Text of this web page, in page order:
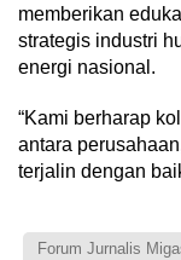
memberikan
strategis industri
energi nasional.
“Kami berharap
antara
terjalin dengan
Forum Jurnalis